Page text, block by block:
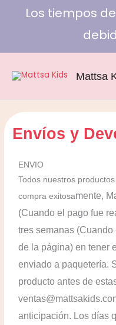
Los tiempos
Mattsa
Envíos y
ENVIO
Todos nuestros
compra exitosamente,
(Cuando el pago fue
tres semanas
de la página) en tener
enviado a paquetería.
producto antes de
anticipación. Los días